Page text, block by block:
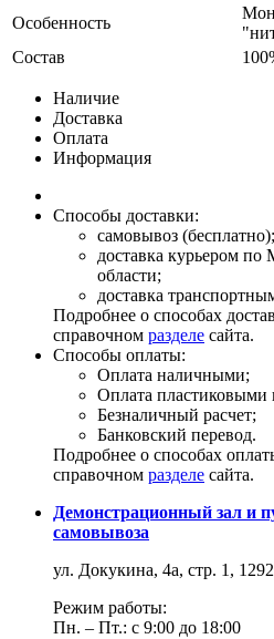
Особенность
Состав
Наличие
Доставка
Оплата
Информация
Способы доставки:
самовывоз (бесплатно);
доставка курьером
области;
доставка
Подробнее о способах
справочном разделе сайта.
Способы оплаты:
Оплата наличными;
Оплата пластиковыми
Безналичный расчет;
Банковский перевод.
Подробнее о способах
справочном разделе сайта.
Демонстрационный зал и
самовывоза
ул. Докукина, 4а, стр. 1,
Режим работы:
Пн. – Пт.: с 9:00 до 18:00